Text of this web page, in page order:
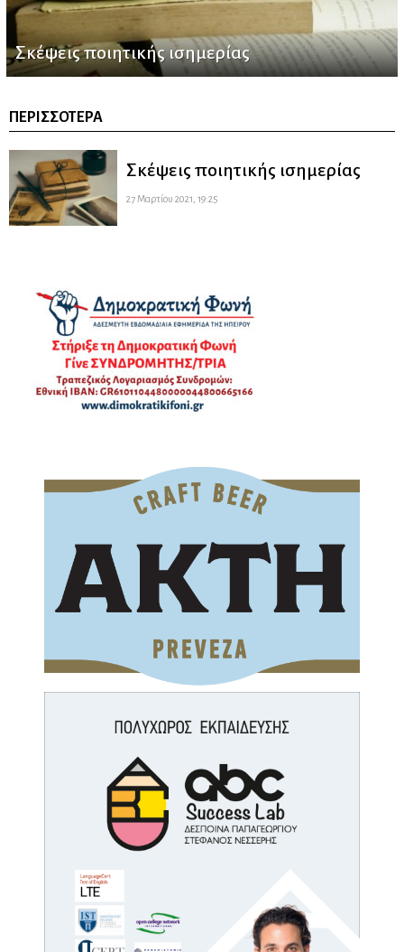
Σκέψεις ποιητικής ισημερίας
ΠΕΡΙΣΣΌΤΕΡΑ
Σκέψεις ποιητικής ισημερίας
27 Μαρτίου 2021, 19:25